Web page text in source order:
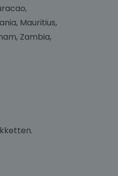
Mauritius,
Zambia,